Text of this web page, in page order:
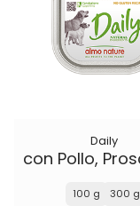
Daily
100 g 300 g